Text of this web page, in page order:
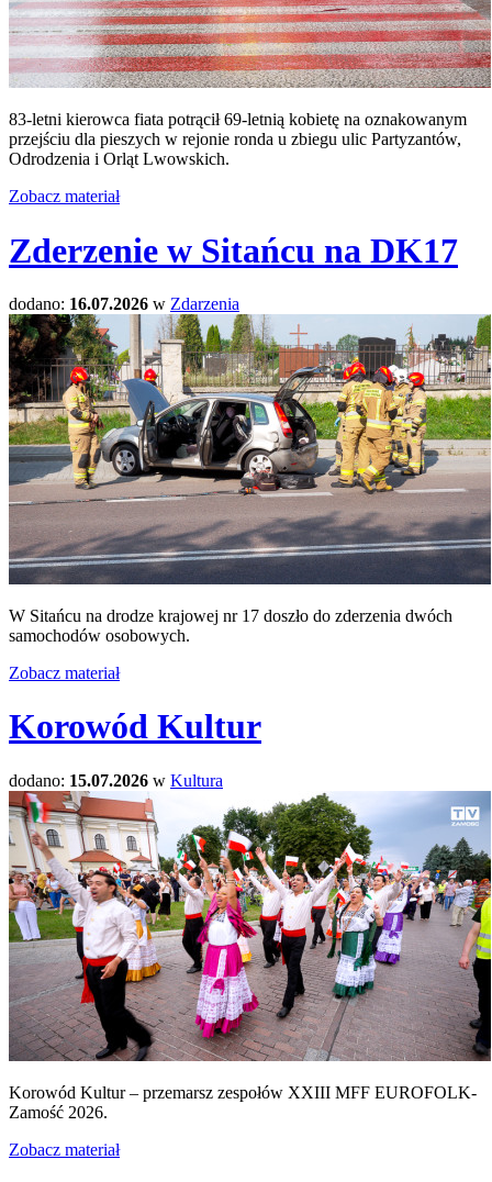
83-letni kierowca fiata potrącił 69-letnią kobietę na oznakowanym
przejściu dla pieszych w rejonie ronda u zbiegu ulic Partyzantów,
Odrodzenia i Orląt Lwowskich.
Zobacz materiał
Zderzenie w Sitańcu na DK17
dodano: 16.07.2026 w Zdarzenia
W Sitańcu na drodze krajowej nr 17 doszło do zderzenia dwóch
samochodów osobowych.
Zobacz materiał
Korowód Kultur
dodano: 15.07.2026 w Kultura
Korowód Kultur – przemarsz zespołów XXIII MFF EUROFOLK-
Zamość 2026.
Zobacz materiał